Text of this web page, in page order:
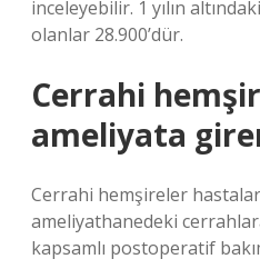
inceleyebilir. 1 yılın
olanlar 28.900’dür.
Cerrahi
ameliyata
Cerrahi hemşireler
ameliyathanedeki
kapsamlı postoperatif